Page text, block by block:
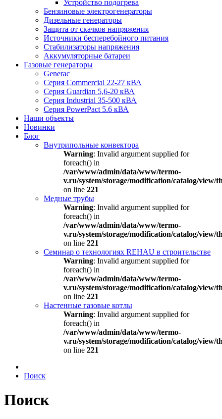
Устройство подогрева
Бензиновые электрогенераторы
Дизельные генераторы
Защита от скачков напряжения
Источники бесперебойного питания
Стабилизаторы напряжения
Аккумуляторные батареи
Газовые генераторы
Generac
Серия Commercial 22-27 кВА
Серия Guardian 5,6-20 кВА
Серия Industrial 35-500 кВА
Серия PowerPact 5.6 кВА
Наши объекты
Новинки
Блог
Внутрипольные конвектора
Warning: Invalid argument supplied for
foreach() in
/var/www/admin/data/www/termo-
v.ru/system/storage/modification/catalog/view/
on line 221
Медные трубы
Warning: Invalid argument supplied for
foreach() in
/var/www/admin/data/www/termo-
v.ru/system/storage/modification/catalog/view/
on line 221
Семинар о технологиях REHAU в строительстве
Warning: Invalid argument supplied for
foreach() in
/var/www/admin/data/www/termo-
v.ru/system/storage/modification/catalog/view/
on line 221
Настенные газовые котлы
Warning: Invalid argument supplied for
foreach() in
/var/www/admin/data/www/termo-
v.ru/system/storage/modification/catalog/view/
on line 221
Поиск
Поиск